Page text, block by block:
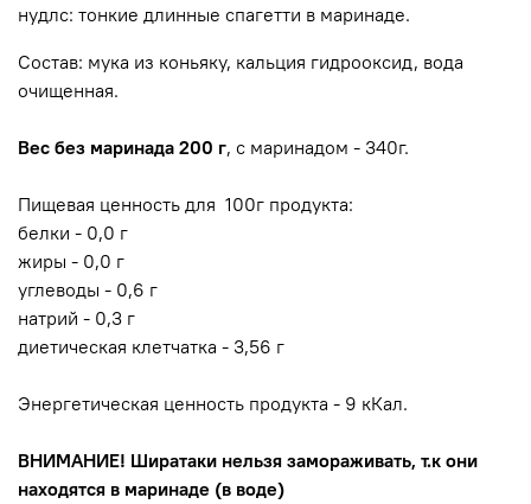
нудлс: тонкие длинные спагетти в маринаде.
Состав: мука из коньяку, кальция гидрооксид, вода
очищенная.
Вес без маринада 200 г, с маринадом - 340г.
Пищевая ценность для 100г продукта:
белки - 0,0 г
жиры - 0,0 г
углеводы - 0,6 г
натрий - 0,3 г
диетическая клетчатка - 3,56 г
Энергетическая ценность продукта - 9 кКал.
ВНИМАНИЕ! Ширатаки нельзя замораживать, т.к они
находятся в маринаде (в воде)